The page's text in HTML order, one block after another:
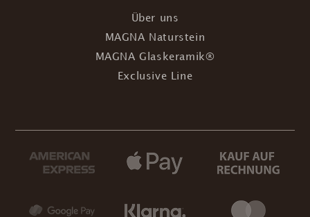
Über uns
MAGNA Naturstein
MAGNA Glaskeramik®
Exclusive Line